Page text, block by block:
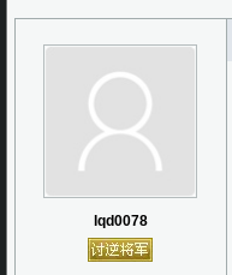
lqd0078